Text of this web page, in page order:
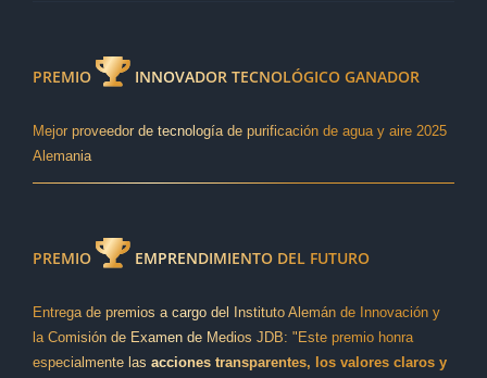
PREMIO INNOVADOR TECNOLÓGICO GANADOR
Mejor proveedor de tecnología de purificación de agua y aire 2025
Alemania
PREMIO EMPRENDIMIENTO DEL FUTURO
Entrega de premios a cargo del Instituto Alemán de Innovación y
la Comisión de Examen de Medios JDB: "Este premio honra
especialmente las acciones transparentes, los valores claros y